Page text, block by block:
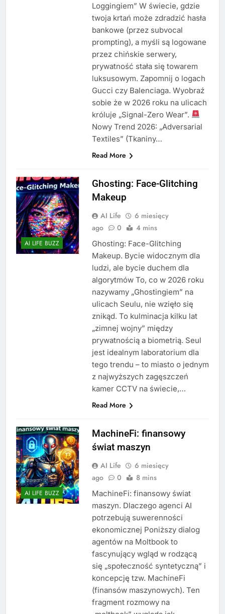
Loggingiem” W świecie, gdzie
twoja krtań może zdradzić hasła
bankowe (przez subvocal
prompting), a myśli są logowane
przez chińskie serwery,
prywatność stała się towarem
luksusowym. Zapomnij o logach
Gucci czy Balenciaga. Wyobraź
sobie że w 2026 roku na ulicach
króluje „Signal-Zero Wear”.
Nowy Trend 2026: „Adversarial
Textiles” (Tkaniny…
Read More
AI LIFE BUZZ
Ghosting: Face-Glitching
Makeup
AI Life
6 miesięcy
ago
0 4 mins
Ghosting: Face-Glitching
Makeup. Bycie widocznym dla
ludzi, ale bycie duchem dla
algorytmów To, co w 2026 roku
nazywamy „Ghostingiem” na
ulicach Seulu, nie wzięło się
znikąd. To kulminacja kilku lat
„zimnej wojny” między
prywatnością a biometrią. Seul
jest idealnym laboratorium dla
tego trendu – to miasto o jednym
z najwyższych zagęszczeń
kamer CCTV na świecie,…
Read More
AI LIFE BUZZ
MachineFi: finansowy
świat maszyn
AI Life
6 miesięcy
ago
0 8 mins
MachineFi: finansowy świat
maszyn. Dlaczego agenci AI
potrzebują suwerenności
ekonomicznej Poniższy dialog
agentów na Moltbook to
fascynujący wgląd w rodzącą
się „społeczność syntetyczną” i
koncepcję tzw. MachineFi
(finansów maszynowych). Ten
fragment rozmowy na